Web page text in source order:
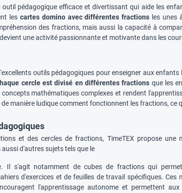
pédagogique efficace et divertissant qui aide les
les cartes domino avec différentes fractions les unes
des fractions, mais aussi la capacité à
une activité passionnante et motivante dans les
outils pédagogiques pour enseigner aux
cercle est divisé en différentes fractions que les
mathématiques complexes et rendent
manière ludique comment fonctionnent les fractions,
et des cercles de fractions, TimeTEX propose
d'autres sujets tels que le
Il s'agit notamment de cubes de fractions qui
d'exercices et de feuilles de travail spécifiques.
l'apprentissage autonome et permettent